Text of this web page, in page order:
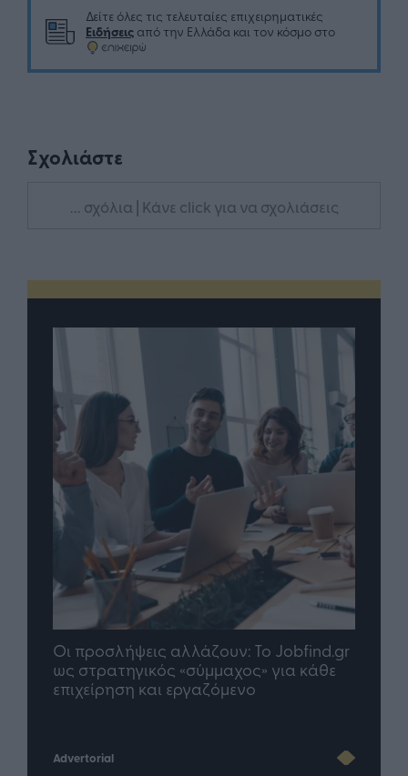
Δείτε όλες τις τελευταίες επιχειρηματικές
Ειδήσεις από την Ελλάδα και τον κόσμο στο
Σχολιάστε
... σχόλια | Κάνε click για να σχολιάσεις
Οι προσλήψεις αλλάζουν: To Jobfind.gr
ως στρατηγικός «σύμμαχος» για κάθε
επιχείρηση και εργαζόμενο
Advertorial